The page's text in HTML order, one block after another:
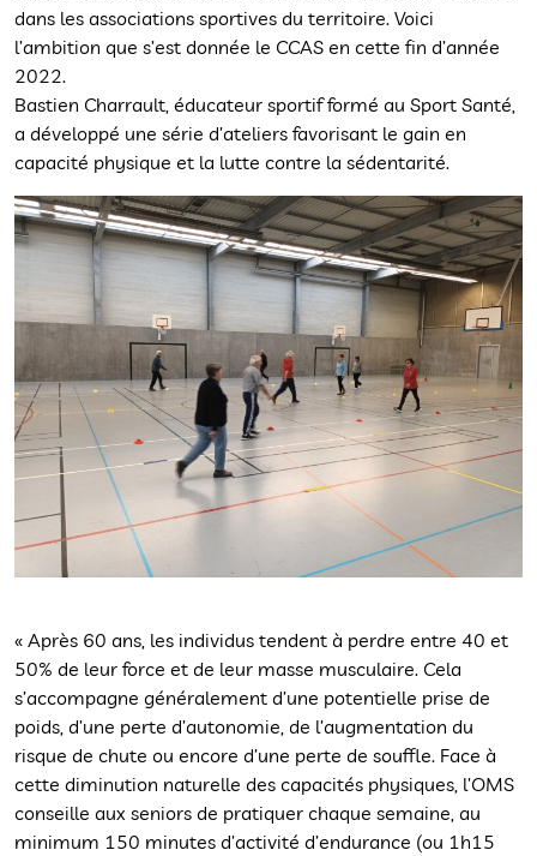
dans les associations sportives du territoire. Voici
l’ambition que s’est donnée le CCAS en cette fin d’année
2022.
Bastien Charrault, éducateur sportif formé au Sport Santé,
a développé une série d’ateliers favorisant le gain en
capacité physique et la lutte contre la sédentarité.
« Après 60 ans, les individus tendent à perdre entre 40 et
50% de leur force et de leur masse musculaire. Cela
s’accompagne généralement d’une potentielle prise de
poids, d’une perte d’autonomie, de l’augmentation du
risque de chute ou encore d’une perte de souffle. Face à
cette diminution naturelle des capacités physiques, l’OMS
conseille aux seniors de pratiquer chaque semaine, au
minimum 150 minutes d’activité d’endurance (ou 1h15